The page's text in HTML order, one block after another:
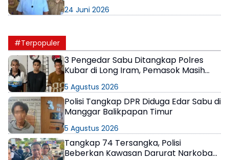
24 Juni 2026
#Terpopuler
3 Pengedar Sabu Ditangkap Polres
Kubar di Long Iram, Pemasok Masih
5 Agustus 2026
Polisi Tangkap DPR Diduga Edar Sabu di
Manggar Balikpapan Timur
5 Agustus 2026
Tangkap 74 Tersangka, Polisi
Beberkan Kawasan Darurat Narkoba